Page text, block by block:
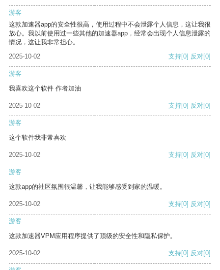
游客
这款加速器app的安全性很高，使用过程中不会泄露个人信息，这让我很
放心。我以前使用过一些其他的加速器app，经常会出现个人信息泄露的
情况，这让我非常担心。
2025-10-02
支持[0] 反对[0]
游客
我喜欢这个软件 作者加油
2025-10-02 支持[0] 反对[0]
游客
这个软件我非常喜欢
2025-10-02 支持[0] 反对[0]
游客
这款app的社区氛围很温馨，让我能够感受到家的温暖。
2025-10-02 支持[0] 反对[0]
游客
这款加速器VPM应用程序提供了顶级的安全性和隐私保护。
2025-10-02 支持[0] 反对[0]